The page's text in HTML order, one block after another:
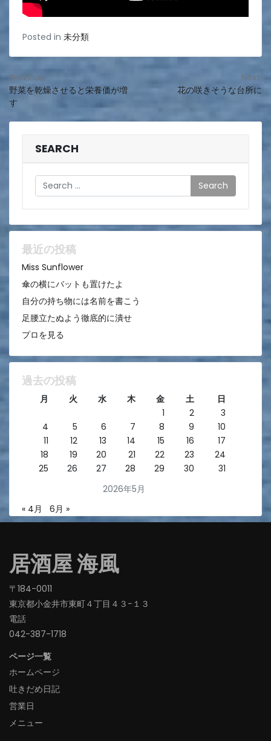
Posted in 未分類
投
稿
ナ
ゲ
ョ
ン
Previous:
野菜を乾燥させると栄養価が増
す
Next:
花の咲きそうな台所に
SEARCH
Search
最近の投稿
Miss Sunflower
傘の横にバットも置けたよ
自分の持ち物には名前を書こう
足腰立たぬよう徹底的に潰せ
プロを見る
過去の投稿
2026年5月
月 火 水 木 金 土
日
1
2
3
4
5 6 7 8 9
10
11
12 13 14 15 16
17
18
19 20 21 22 23
24
25
26 27 28 29 30 31
« 4月 6月 »
居酒屋 海風
〒184-0011
東京都小金井市東町４丁目４３−１３
電話
042-387-1718‬
ページ一覧
ホームページ
吐きだめ日記
営業日
メニュー